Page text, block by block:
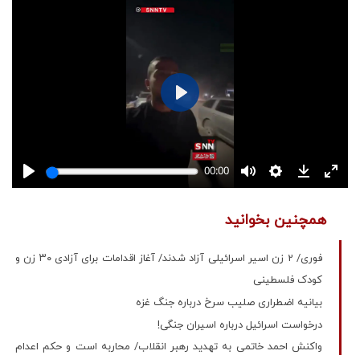
همچنین بخوانید
فوری/ 2 زن اسیر اسرائیلی آزاد شدند/ آغاز اقدامات برای آزادی ۳۰ زن و
کودک فلسطینی
بیانیه اضطراری صلیب سرخ درباره جنگ غزه
درخواست اسرائیل درباره اسیران جنگی!
واکنش احمد خاتمی به تهدید رهبر انقلاب/ محاربه است و حکم اعدام